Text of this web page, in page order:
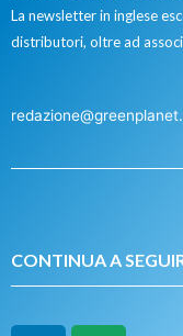
La newsletter in inglese
distributori, oltre ad
CONTINUA A